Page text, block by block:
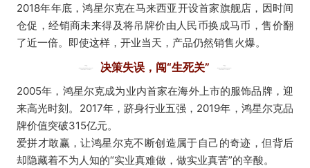
2018年年底，鸿星尔克在马来西亚开设首家旗舰店，因时间
仓促，经销商未来得及将吊牌价由人民币换成马币，售价翻
了近一倍。即使这样，开业当天，产品仍然销售火爆。
决策失误，闯“生死关”
2005年，鸿星尔克成为业内首家在海外上市的服饰品牌，迎
来高光时刻。2017年，跻身行业五强，2019年，鸿星尔克品
牌价值突破315亿元。
爱拼才敢赢，让鸿星尔克不断创造属于自己的奇迹，但背后
却隐藏着不为人知的“实业真难做，做实业真苦”的辛酸。